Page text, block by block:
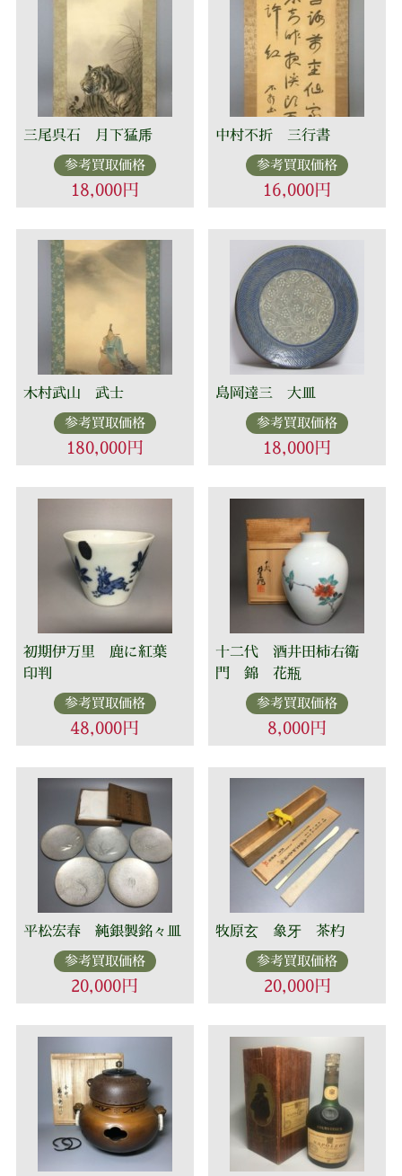
三尾呉石 月下猛乕
参考買取価格
18,000円
中村不折 三行書
参考買取価格
16,000円
木村武山 武士
参考買取価格
180,000円
島岡達三 大皿
参考買取価格
18,000円
初期伊万里 鹿に紅葉
印判
参考買取価格
48,000円
十二代 酒井田柿右衛
門 錦 花瓶
参考買取価格
8,000円
平松宏春 純銀製銘々皿
参考買取価格
20,000円
牧原玄 象牙 茶杓
参考買取価格
20,000円